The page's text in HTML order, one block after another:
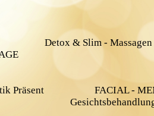
Detox & Slim - Massagen
Präsent
FACIAL -